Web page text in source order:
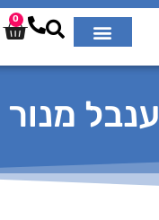
0
ענבל מנור